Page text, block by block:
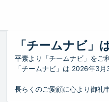
「チームナビ」
平素より「チームナビ」をご
「チームナビ」は 2026年3
長らくのご愛顧に心より御礼